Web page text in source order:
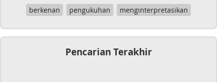
berkenan
pengukuhan menginterpretasikan
Pencarian Terakhir